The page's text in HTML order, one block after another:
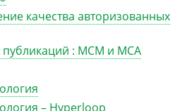
качества авторизованных
: MCM и MCA
– Hyperloop